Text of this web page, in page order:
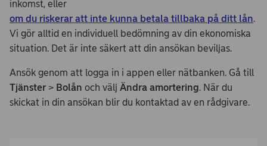
inkomst, eller
om du riskerar att inte kunna betala tillbaka på ditt lån.
Vi gör alltid en individuell bedömning av din ekonomiska
situation. Det är inte säkert att din ansökan beviljas.
Ansök genom att logga in i appen eller nätbanken. Gå till
Tjänster > Bolån och välj Ändra amortering. När du
skickat in din ansökan blir du kontaktad av en rådgivare.